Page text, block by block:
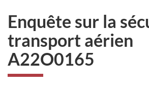
Enquête sur la
transport aérien
A22O0165